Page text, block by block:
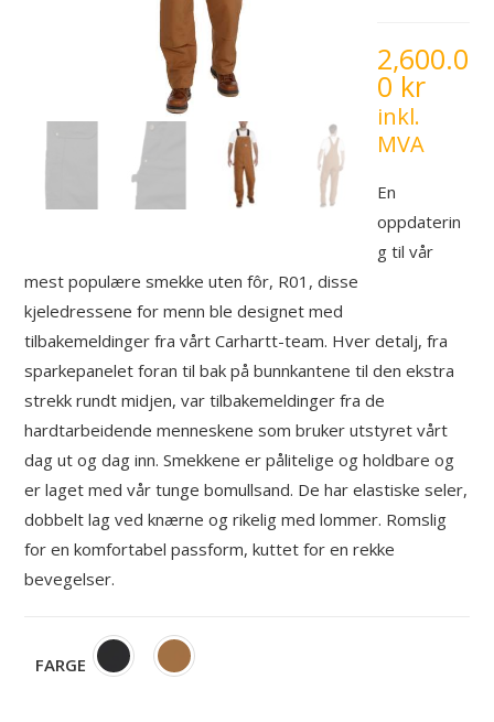
2,600.0
0 kr
inkl.
MVA
En
oppdaterin
g til vår
mest populære smekke uten fôr, R01, disse
kjeledressene for menn ble designet med
tilbakemeldinger fra vårt Carhartt-team. Hver detalj, fra
sparkepanelet foran til bak på bunnkantene til den ekstra
strekk rundt midjen, var tilbakemeldinger fra de
hardtarbeidende menneskene som bruker utstyret vårt
dag ut og dag inn. Smekkene er pålitelige og holdbare og
er laget med vår tunge bomullsand. De har elastiske seler,
dobbelt lag ved knærne og rikelig med lommer. Romslig
for en komfortabel passform, kuttet for en rekke
bevegelser.
FARGE